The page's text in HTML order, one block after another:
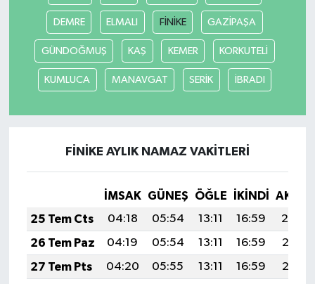
DEMRE ELMALI FİNİKE GAZİPAŞA
GÜNDOĞMUŞ KAŞ KEMER KORKUTELİ
KUMLUCA MANAVGAT SERİK İBRADI
FİNİKE AYLIK NAMAZ VAKITLERI
İMSAK GÜNEŞ ÖĞLE İKINDI
25 Tem Cts
04:18 05:54 13:11 16:59
20:19
26 Tem Paz
04:19 05:54 13:11 16:59
20:18
27 Tem Pts
04:20 05:55 13:11 16:59
20:17